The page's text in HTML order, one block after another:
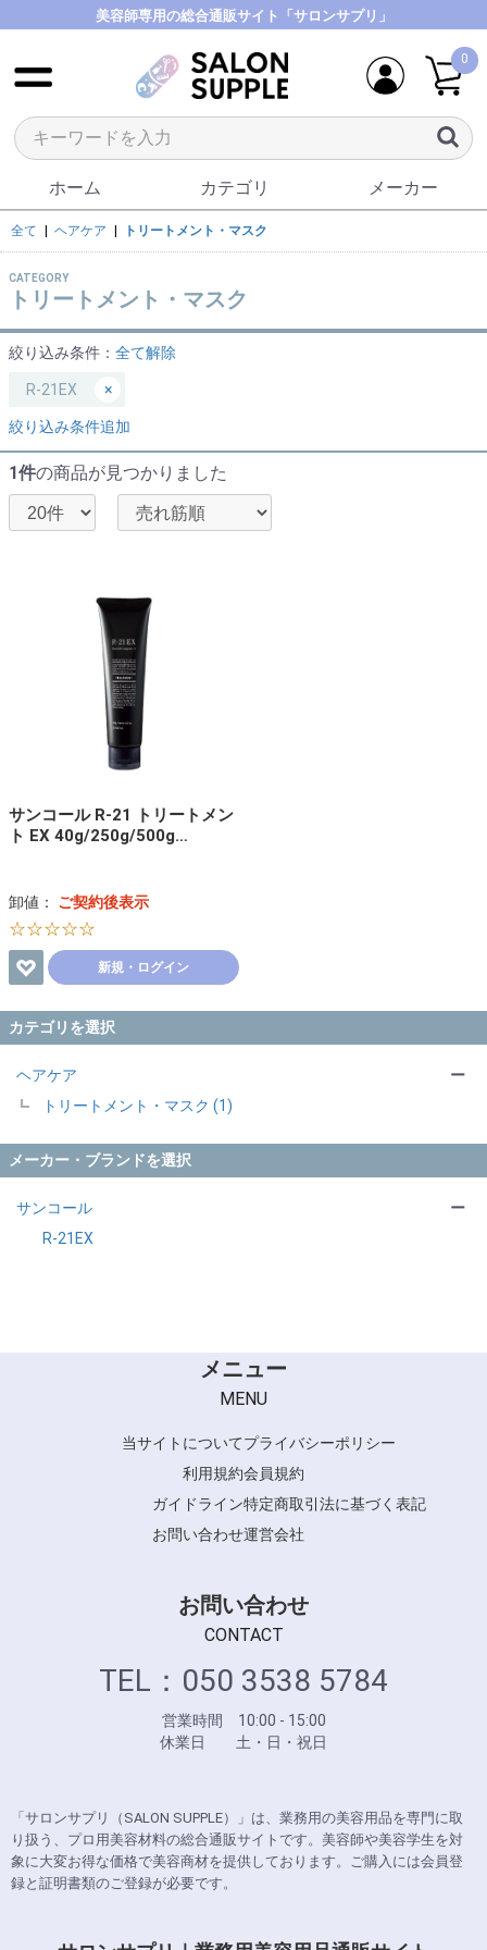
美容師専用の総合通販サイト「サロンサプリ」
0
ホーム カテゴリ メーカー
カテゴリを選択
ヘアケア
トリートメント・マスク (1)
ー
メーカー・ブランドを選択
サンコール
R-21EX
ー
全て ヘアケア トリートメント・マスク
CATEGORY
トリートメント・マスク
絞り込み条件： 全て解除
R-21EX ×
絞り込み条件追加
1件の商品が見つかりました
サンコール R-21 トリートメン
ト EX 40g/250g/500g…
卸値： ご契約後表示
☆☆☆☆☆
新規・ログイン
メニュー
MENU
当サイトについてプライバシーポリシー
利用規約会員規約
ガイドライン特定商取引法に基づく表記
お問い合わせ運営会社
お問い合わせ
CONTACT
TEL：050 3538 5784
営業時間 10:00 - 15:00
休業日 土・日・祝日
「サロンサプリ（SALON SUPPLE）」は、業務用の美容用品を専門に取
り扱う、プロ用美容材料の総合通販サイトです。美容師や美容学生を対
象に大変お得な価格で美容商材を提供しております。ご購入には会員登
録と証明書類のご登録が必要です。